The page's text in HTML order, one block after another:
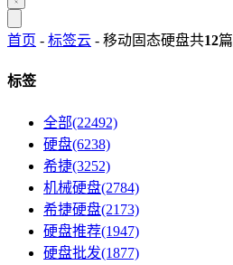
首页 - 标签云 - 移动固态硬盘共12篇
标签
全部(22492)
硬盘(6238)
希捷(3252)
机械硬盘(2784)
希捷硬盘(2173)
硬盘推荐(1947)
硬盘批发(1877)